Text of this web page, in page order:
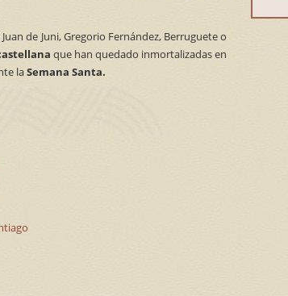
de Juni, Gregorio Fernández, Berruguete o
que han quedado inmortalizadas en
laSemana Santa.